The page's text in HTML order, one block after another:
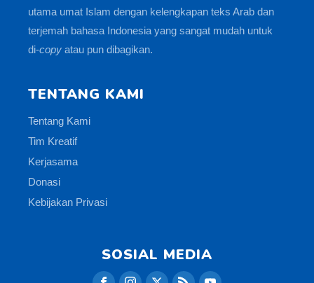
utama umat Islam dengan kelengkapan teks Arab dan
terjemah bahasa Indonesia yang sangat mudah untuk
di-copy atau pun dibagikan.
TENTANG KAMI
Tentang Kami
Tim Kreatif
Kerjasama
Donasi
Kebijakan Privasi
SOSIAL MEDIA